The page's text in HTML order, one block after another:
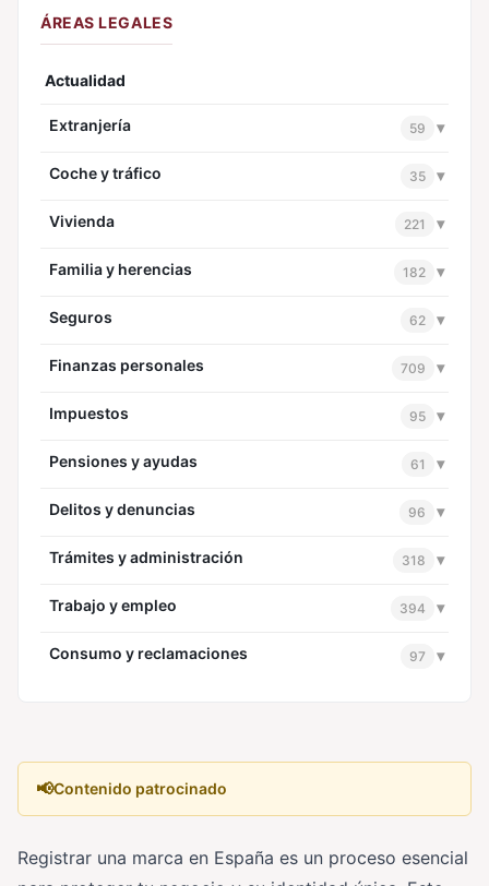
ÁREAS LEGALES
Actualidad
Extranjería 59 ▾
Coche y tráfico 35 ▾
Vivienda 221 ▾
Familia y herencias 182 ▾
Seguros 62 ▾
Finanzas personales 709 ▾
Impuestos 95 ▾
Pensiones y ayudas 61 ▾
Delitos y denuncias 96 ▾
Trámites y administración 318 ▾
Trabajo y empleo 394 ▾
Consumo y reclamaciones 97 ▾
📢Contenido patrocinado
Registrar una marca en España es un proceso esencial